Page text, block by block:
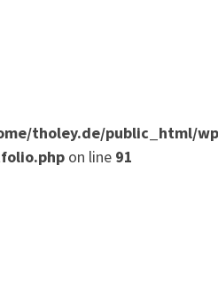
tholey.de/public_html/
on line 91